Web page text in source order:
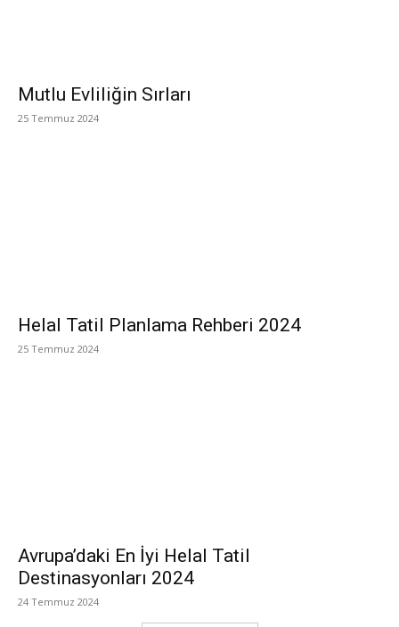
Mutlu Evliliğin Sırları
25 Temmuz 2024
Helal Tatil Planlama Rehberi 2024
25 Temmuz 2024
Avrupa’daki En İyi Helal Tatil
Destinasyonları 2024
24 Temmuz 2024